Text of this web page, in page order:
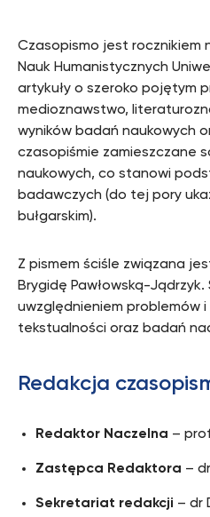
Czasopismo jest rocznikiem
Nauk Humanistycznych
artykuły o szeroko pojętym
medioznawstwo,
wyników badań naukowych
czasopiśmie zamieszczane
naukowych, co stanowi
badawczych (do tej pory
bułgarskim).
Z pismem ściśle związana
Brygidę Pawłowską-
uwzględnieniem problemów
tekstualności oraz badań
Redakcja
Redaktor Naczelna –
Zastępca Redaktora –
Sekretariat redakcji – dr